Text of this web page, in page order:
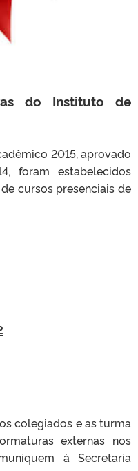
do Instituto de
2015, aprovado
foram estabelecidos
cursos presenciais de
colegiados e as turma
externas nos
à Secretaria